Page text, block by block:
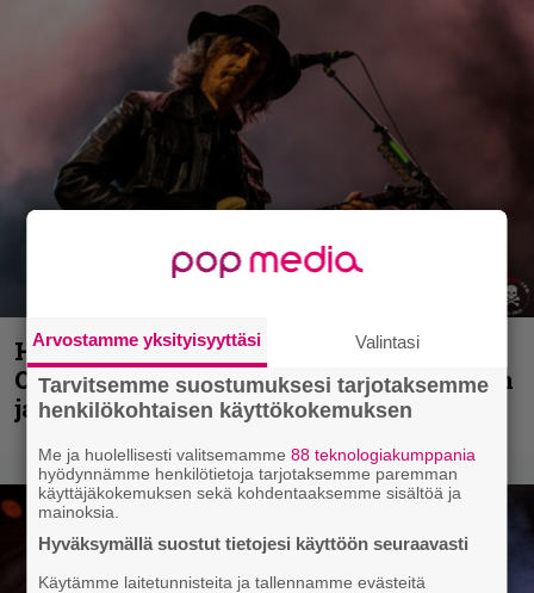
Hellsinki Metal Festival kuvina, osa 2:
Opeth, Misþyrming, Eluveitie, Triptykon
ja muita lauantain esiintyjiä
Arvostamme yksityisyyttäsi Valintasi
Tarvitsemme suostumuksesi tarjotaksemme
henkilökohtaisen käyttökokemuksen
Me ja huolellisesti valitsemamme88 teknologiakumppania
hyödynnämme henkilötietoja tarjotaksemme paremman
käyttäjäkokemuksen sekä kohdentaaksemme sisältöä ja
mainoksia.
Hyväksymällä suostut tietojesi käyttöön seuraavasti
Käytämme laitetunnisteita ja tallennamme evästeitä